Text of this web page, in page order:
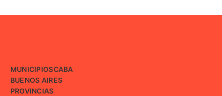
MUNICIPIOSCABA
BUENOS AIRES
PROVINCIAS